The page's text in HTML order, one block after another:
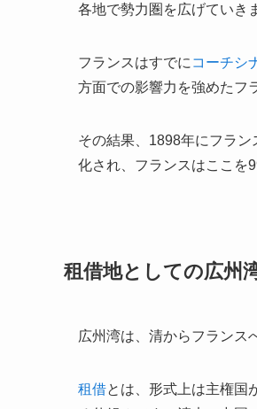
各地で勢力圏を広げていき
フランスはすでに コーチシ
方面での影響力を強めたフ
その結果、1898年にフラ
化され、フランスはここを
租借地としての広州
広州湾は、清からフランス
租借とは、形式上は主権国